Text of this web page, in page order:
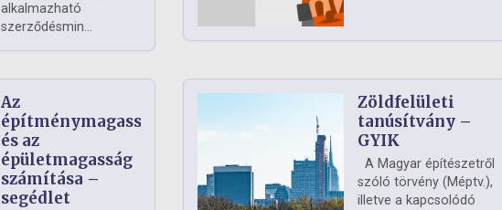
alkalmazható
szerződésmin...
Az
építménymagasság
és az
épületmagasság
számítása –
segédlet
Zöldfelületi
tanúsítvány –
GYIK
A Magyar építészetről
szóló törvény (Méptv.),
illetve a kapcsolódó